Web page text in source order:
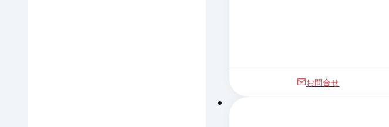
お問合せ